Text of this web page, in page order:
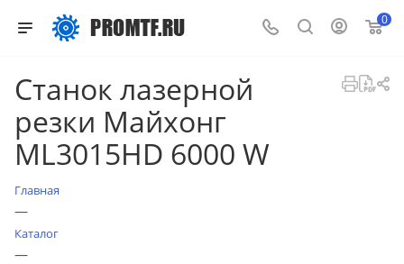
0
Станок лазерной
резки Майхонг
ML3015HD 6000 W
Главная
—
Каталог
—